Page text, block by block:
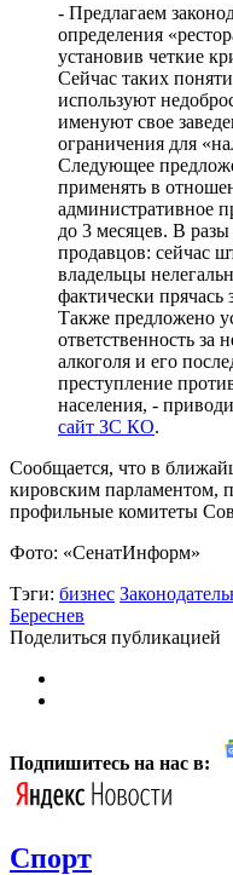
- Предлагаем
определения
установив четкие
Сейчас таких
используют
именуют свое
ограничения для
Следующее
применять в
административное
до 3 месяцев. В разы
продавцов: сейчас
владельцы
фактически прячась
Также предложено
ответственность за
алкоголя и его
преступление
населения, -
сайт ЗС КО.
Сообщается, что в
кировским парламентом,
профильные комитеты
Фото: «СенатИнформ»
Тэги: бизнес
Береснев
Поделиться публикацией
Подпишитесь на нас в:
Спорт